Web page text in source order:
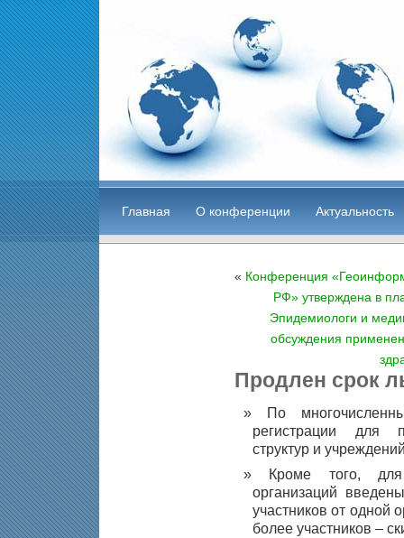
Главная О конференции Актуальность
« Конференция
РФ» утверждена в
Эпидемиологи и
обсуждения
Продлен срок
По
регистрации для
структур и
Кроме того, для
организаций
участников от одной
более участников –